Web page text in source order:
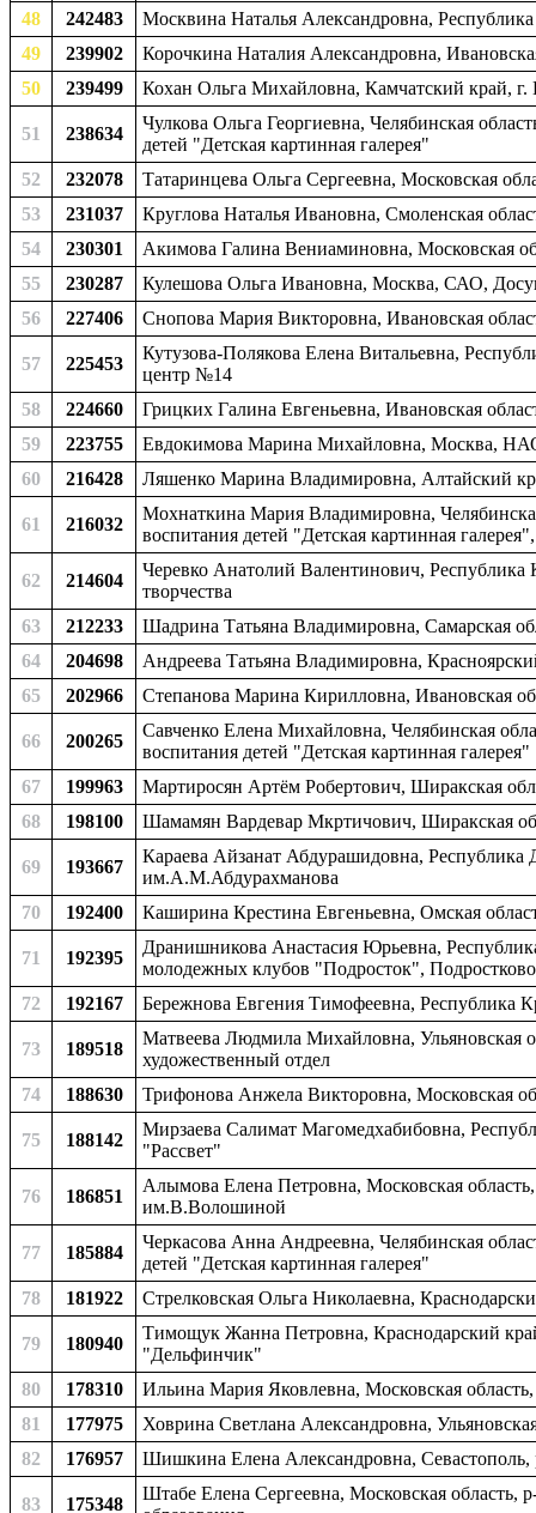
48
242483
Москвина Наталья Александровна,
49
239902
Корочкина Наталия Александровна,
50
239499 Кохан Ольга Михайловна, Камчатский край,
51 238634
Чулкова Ольга Георгиевна, Челябинская
детей "Детская картинная галерея"
52
232078
Татаринцева Ольга Сергеевна, Московская
53
231037
Круглова Наталья Ивановна, Смоленская
54
230301
Акимова Галина Вениаминовна, Московская
55
230287
Кулешова Ольга Ивановна, Москва, САО,
56
227406 Снопова Мария Викторовна, Ивановская
57 225453
Кутузова-Полякова Елена Витальевна,
центр №14
58
224660
Грицких Галина Евгеньевна, Ивановская
59
223755
Евдокимова Марина Михайловна, Москва,
60
216428 Ляшенко Марина Владимировна, Алтайский
61 216032
Мохнаткина Мария Владимировна,
воспитания детей "Детская картинная
62 214604
Черевко Анатолий Валентинович,
творчества
63
212233
Шадрина Татьяна Владимировна, Самарская
64
204698
Андреева Татьяна Владимировна,
65
202966 Степанова Марина Кирилловна, Ивановская
66 200265
Савченко Елена Михайловна, Челябинская
воспитания детей "Детская картинная галерея"
67
199963
Мартиросян Артём Робертович, Ширакская
68
198100 Шамамян Вардевар Мкртичович, Ширакская
69 193667
Караева Айзанат Абдурашидовна, Республика
им.А.М.Абдурахманова
70
192400 Каширина Крестина Евгеньевна, Омская
71 192395
Дранишникова Анастасия Юрьевна,
молодежных клубов "Подросток",
72
192167 Бережнова Евгения Тимофеевна, Республика
73 189518
Матвеева Людмила Михайловна, Ульяновская
художественный отдел
74
188630 Трифонова Анжела Викторовна,
75 188142
Мирзаева Салимат Магомедхабибовна,
"Рассвет"
76 186851
Алымова Елена Петровна, Московская
им.В.Волошиной
77 185884
Черкасова Анна Андреевна, Челябинская
детей "Детская картинная галерея"
78
181922 Стрелковская Ольга Николаевна,
79 180940
Тимощук Жанна Петровна, Краснодарский
"Дельфинчик"
80
178310
Ильина Мария Яковлевна, Московская
81
177975
Ховрина Светлана Александровна,
82
176957 Шишкина Елена Александровна,
83 175348
Штабе Елена Сергеевна, Московская область,